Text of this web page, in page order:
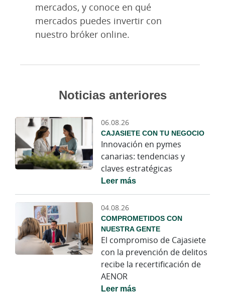
mercados, y conoce en qué
mercados puedes invertir con
nuestro bróker online.
Noticias anteriores
06.08.26
CAJASIETE CON TU NEGOCIO
Innovación en pymes
canarias: tendencias y
claves estratégicas
Leer más
04.08.26
COMPROMETIDOS CON
NUESTRA GENTE
El compromiso de Cajasiete
con la prevención de delitos
recibe la recertificación de
AENOR
Leer más